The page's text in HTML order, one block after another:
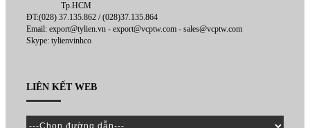
Tp.HCM
ĐT:(028) 37.135.862 / (028)37.135.864
Email: export@tylien.vn - export@vcptw.com - sales@vcptw.com
Skype: tylienvinhco
LIÊN KẾT WEB